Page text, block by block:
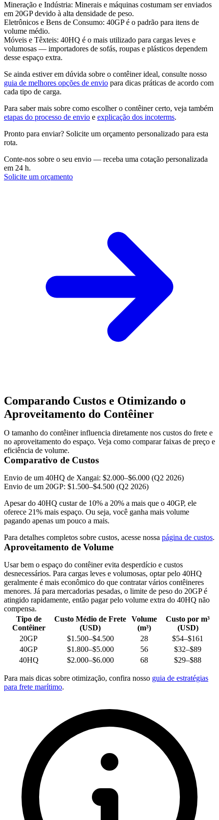
Mineração e Indústria: Minerais e máquinas costumam ser enviados
em 20GP devido à alta densidade de peso.
Eletrônicos e Bens de Consumo: 40GP é o padrão para itens de
volume médio.
Móveis e Têxteis: 40HQ é o mais utilizado para cargas leves e
volumosas — importadores de sofás, roupas e plásticos dependem
desse espaço extra.
Se ainda estiver em dúvida sobre o contêiner ideal, consulte nosso
guia de melhores opções de envio para dicas práticas de acordo com
cada tipo de carga.
Para saber mais sobre como escolher o contêiner certo, veja também
etapas do processo de envio e explicação dos incoterms.
Pronto para enviar? Solicite um orçamento personalizado para esta
rota.
Conte-nos sobre o seu envio — receba uma cotação personalizada
em 24 h.
Solicite um orçamento
Comparando Custos e Otimizando o
Aproveitamento do Contêiner
O tamanho do contêiner influencia diretamente nos custos do frete e
no aproveitamento do espaço. Veja como comparar faixas de preço e
eficiência de volume.
Comparativo de Custos
Envio de um 40HQ de Xangai: $2.000–$6.000 (Q2 2026)
Envio de um 20GP: $1.500–$4.500 (Q2 2026)
Apesar do 40HQ custar de 10% a 20% a mais que o 40GP, ele
oferece 21% mais espaço. Ou seja, você ganha mais volume
pagando apenas um pouco a mais.
Para detalhes completos sobre custos, acesse nossa página de custos.
Aproveitamento de Volume
Usar bem o espaço do contêiner evita desperdício e custos
desnecessários. Para cargas leves e volumosas, optar pelo 40HQ
geralmente é mais econômico do que contratar vários contêineres
menores. Já para mercadorias pesadas, o limite de peso do 20GP é
atingido rapidamente, então pagar pelo volume extra do 40HQ não
compensa.
Tipo de
Contêiner
Custo Médio de Frete
(USD)
Volume
(m³)
Custo por m³
(USD)
20GP
$1.500–$4.500 28
$54–$161
40GP
$1.800–$5.000 56
$32–$89
40HQ
$2.000–$6.000 68 $29–$88
Para mais dicas sobre otimização, confira nosso guia de estratégias
para frete marítimo.